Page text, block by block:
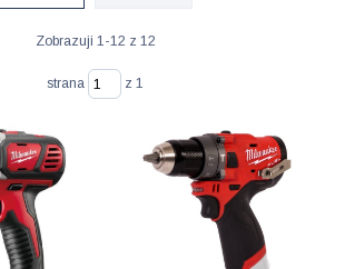
Zobrazuji 1-12 z 12
strana z 1